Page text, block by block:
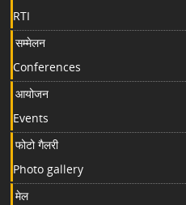
RTI
सम्मेलन
Conferences
आयोजन
Events
फोटो गैलरी
Photo gallery
मेल